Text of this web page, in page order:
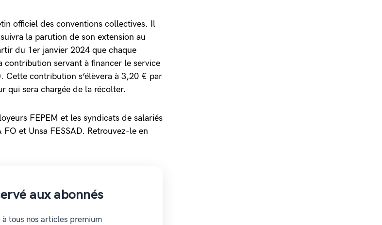
officiel des conventions collectives. Il
la parution de son extension au
du 1er janvier 2024 que chaque
contribution servant à financer le service
Cette contribution s’élèvera à 3,20 € par
qui sera chargée de la récolter.
FEPEM et les syndicats de salariés
et Unsa FESSAD. Retrouvez-le en
aux abonnés
tous nos articles premium